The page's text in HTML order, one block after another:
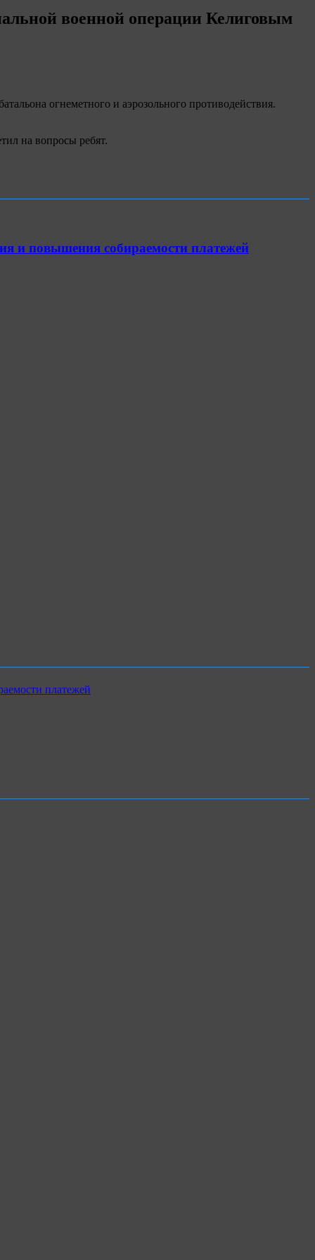
военной операции Келиговым
огнеметного и аэрозольного противодействия.
на вопросы ребят.
и повышения собираемости платежей
платежей